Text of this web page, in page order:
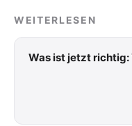
WEITERLESEN
Was ist jetzt